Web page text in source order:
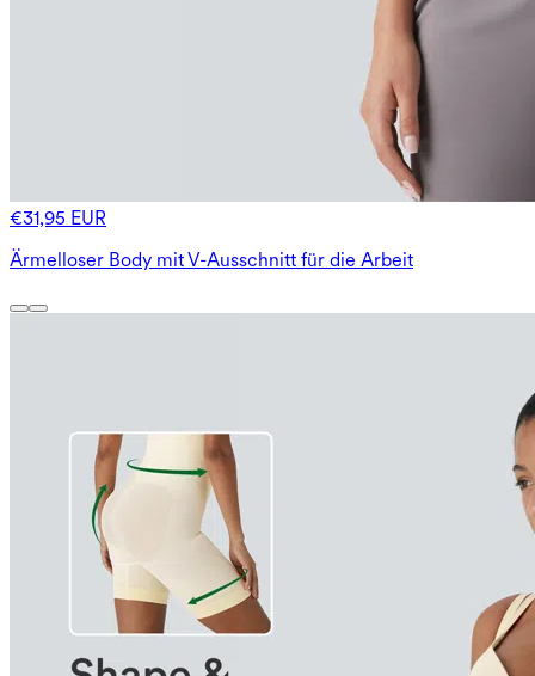
€31,95 EUR
Ärmelloser Body mit V-Ausschnitt für die Arbeit